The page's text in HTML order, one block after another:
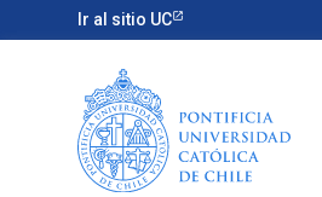
Ir al sitio UC